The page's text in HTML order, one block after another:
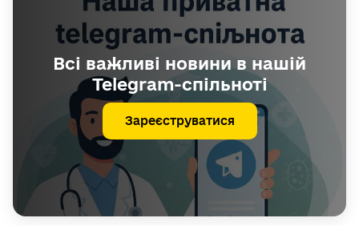
Всі важливі новини в нашій
Telegram-спільноті
Зареєструватися